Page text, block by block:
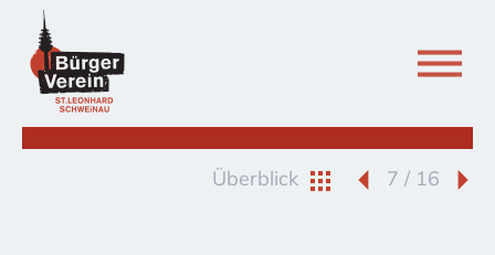
Überblick 7 / 16